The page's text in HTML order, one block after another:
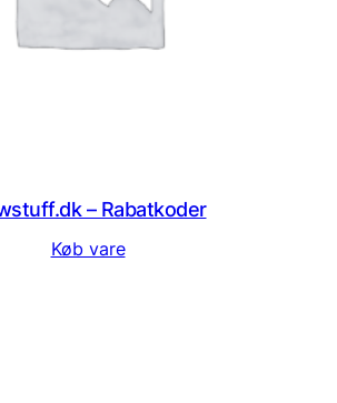
– Rabatkoder
Køb vare